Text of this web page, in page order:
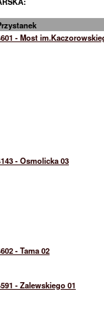
- Most
- Osmolicka 03
- Tama 02
- Zalewskiego 01